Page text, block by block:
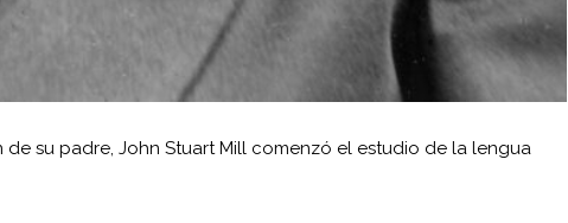
su padre, John Stuart Mill comenzó el estudio de la lengua